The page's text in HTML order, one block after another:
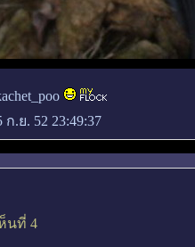
ก.ย. 52 23:49:37
นที่ 4